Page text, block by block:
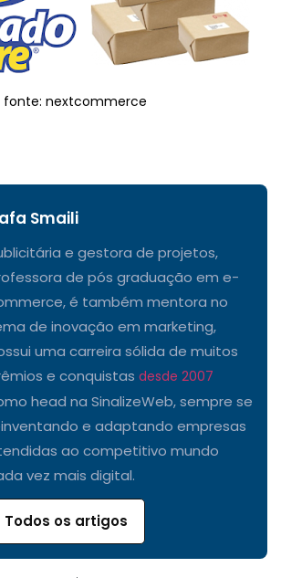
fonte: nextcommerce
Smaili
e gestora de projetos,
de pós graduação em e-
é também mentora no
de inovação em marketing,
uma carreira sólida de muitos
e conquistas desde 2007
head na SinalizeWeb, sempre se
e adaptando empresas
ao competitivo mundo
vez mais digital.
Todos os artigos